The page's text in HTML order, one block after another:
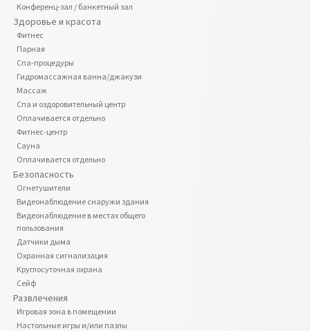
Конференц-зал / банкетный зал
Здоровье и красота
Фитнес
Парная
Спа-процедуры
Гидромассажная ванна/джакузи
Массаж
Спа и оздоровительный центр
Оплачивается отдельно
Фитнес-центр
Сауна
Оплачивается отдельно
Безопасность
Огнетушители
Видеонаблюдение снаружи здания
Видеонаблюдение в местах общего
пользования
Датчики дыма
Охранная сигнализация
Круглосуточная охрана
Сейф
Развлечения
Игровая зона в помещении
Настольные игры и/или пазлы